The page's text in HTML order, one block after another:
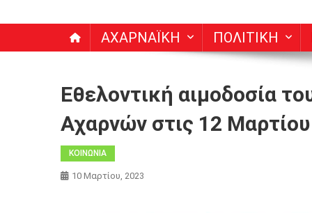
ΑΧΑΡΝΑΪΚΗ ΠΟΛΙΤΙΚΗ
Εθελοντική αιμοδοσία
Αχαρνών στις 12
ΚΟΙΝΩΝΙΑ
10 Μαρτίου, 2023